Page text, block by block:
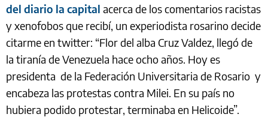
del diario la capital acerca de los comentarios racistas
y xenofobos que recibí, un experiodista rosarino decide
citarme en twitter: “Flor del alba Cruz Valdez, llegó de
la tiranía de Venezuela hace ocho años. Hoy es
presidenta de la Federación Universitaria de Rosario y
encabeza las protestas contra Milei. En su país no
hubiera podido protestar, terminaba en Helicoide”.